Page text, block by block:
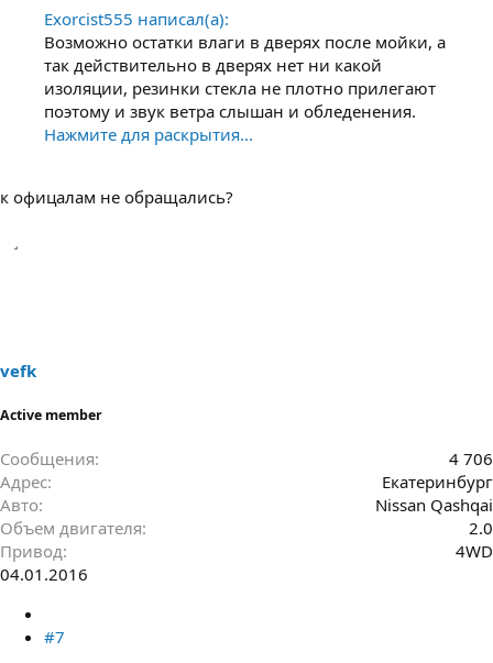
Exorcist555 написал(а):
Возможно остатки влаги в дверях после мойки, а
так действительно в дверях нет ни какой
изоляции, резинки стекла не плотно прилегают
поэтому и звук ветра слышан и обледенения.
Нажмите для раскрытия...
к офицалам не обращались?
vefk
Active member
Сообщения
4 706
Адрес
Екатеринбург
Авто
Nissan Qashqai
Объем двигателя
2.0
Привод
4WD
04.01.2016
#7